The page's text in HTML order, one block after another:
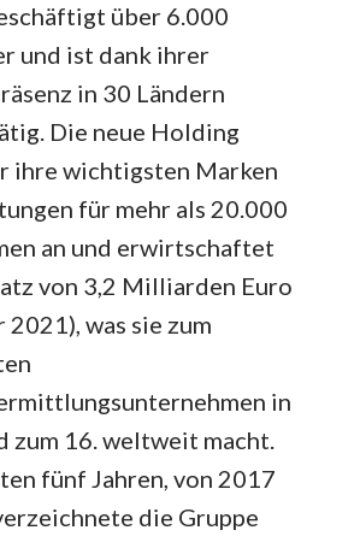
über 6.000
und ist dank ihrer
in 30 Ländern
Die neue Holding
ihre wichtigsten Marken
für mehr als 20.000
an und erwirtschaftet
von 3,2 Milliarden Euro
2021), was sie zum
in
zum 16. weltweit macht.
fünf Jahren, von 2017
die Gruppe